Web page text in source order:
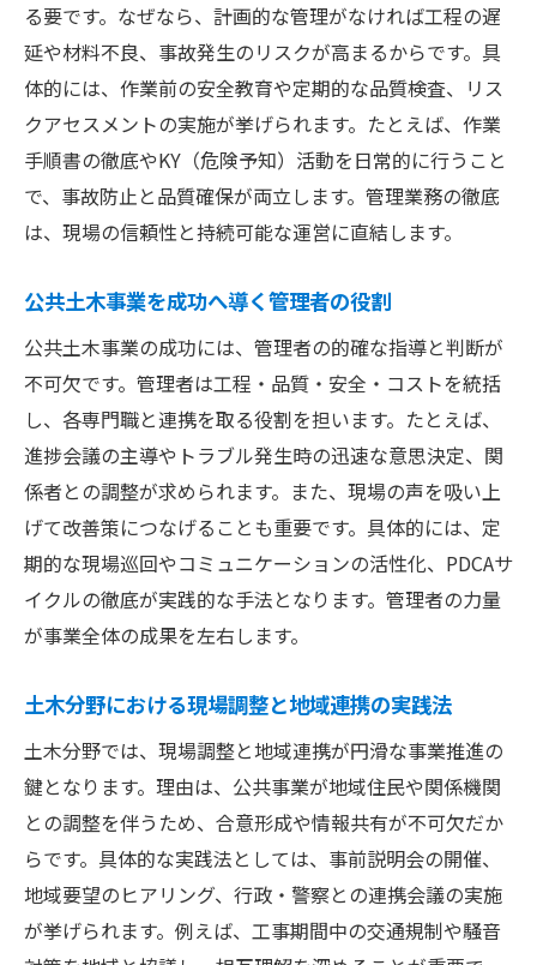
る要です。なぜなら、計画的な管理がなければ工程の遅
延や材料不良、事故発生のリスクが高まるからです。具
体的には、作業前の安全教育や定期的な品質検査、リス
クアセスメントの実施が挙げられます。たとえば、作業
手順書の徹底やKY（危険予知）活動を日常的に行うこと
で、事故防止と品質確保が両立します。管理業務の徹底
は、現場の信頼性と持続可能な運営に直結します。
公共土木事業を成功へ導く管理者の役割
公共土木事業の成功には、管理者の的確な指導と判断が
不可欠です。管理者は工程・品質・安全・コストを統括
し、各専門職と連携を取る役割を担います。たとえば、
進捗会議の主導やトラブル発生時の迅速な意思決定、関
係者との調整が求められます。また、現場の声を吸い上
げて改善策につなげることも重要です。具体的には、定
期的な現場巡回やコミュニケーションの活性化、PDCAサ
イクルの徹底が実践的な手法となります。管理者の力量
が事業全体の成果を左右します。
土木分野における現場調整と地域連携の実践法
土木分野では、現場調整と地域連携が円滑な事業推進の
鍵となります。理由は、公共事業が地域住民や関係機関
との調整を伴うため、合意形成や情報共有が不可欠だか
らです。具体的な実践法としては、事前説明会の開催、
地域要望のヒアリング、行政・警察との連携会議の実施
が挙げられます。例えば、工事期間中の交通規制や騒音